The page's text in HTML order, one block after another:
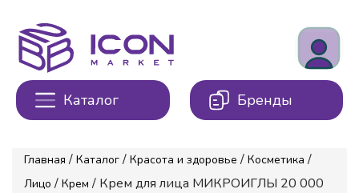
Каталог Бренды
Главная / Каталог / Красота и здоровье / Косметика /
Лицо / Крем / Крем для лица МИКРОИГЛЫ 20 000